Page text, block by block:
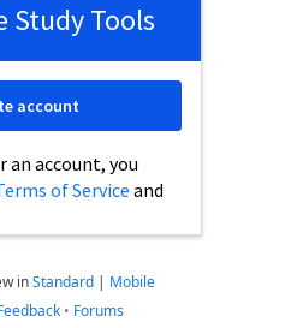
Study Tools
an account, you
of Service and
account
inStandard | Mobile
• Forums